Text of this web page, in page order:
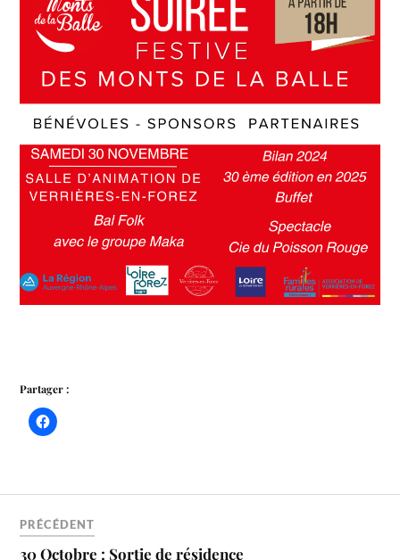
Partager :
PRÉCÉDENT
30 Octobre : Sortie de résidence